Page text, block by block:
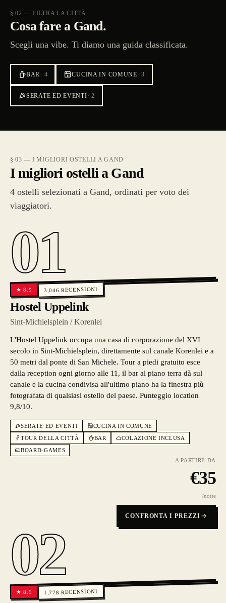
§ 02 — FILTRA LA CITTÀ
Cosa fare a Gand.
Scegli una vibe. Ti diamo una guida classificata.
BAR· 4 CUCINA IN COMUNE·3
SERATE ED EVENTI· 2
§ 03 — I MIGLIORI OSTELLI A GAND
I migliori ostelli a Gand
4 ostelli selezionati a Gand, ordinati per voto dei
viaggiatori.
01
★8.9 3,046 RECENSIONI
Hostel Uppelink
Sint-Michielsplein / Korenlei
L'Hostel Uppelink occupa una casa di corporazione del XVI
secolo in Sint-Michielsplein, direttamente sul canale Korenlei e a
50 metri dal ponte di San Michele. Tour a piedi gratuito esce
dalla reception ogni giorno alle 11, il bar al piano terra dà sul
canale e la cucina condivisa all'ultimo piano ha la finestra più
fotografata di qualsiasi ostello del paese. Punteggio location
9,8/10.
SERATE ED EVENTI
CUCINA IN COMUNE
TOUR DELLA CITTÀ
BAR
COLAZIONE INCLUSA
BOARD-GAMES
A PARTIRE DA
€35
/notte
CONFRONTA I PREZZI
02
★8.5 1,778 RECENSIONI